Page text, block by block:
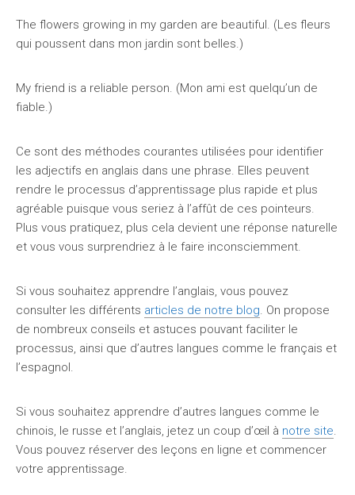
The flowers growing in my garden are beautiful. (Les fleurs
qui poussent dans mon jardin sont belles.)
My friend is a reliable person. (Mon ami est quelqu’un de
fiable.)
Ce sont des méthodes courantes utilisées pour identifier
les adjectifs en anglais dans une phrase. Elles peuvent
rendre le processus d’apprentissage plus rapide et plus
agréable puisque vous seriez à l’affût de ces pointeurs.
Plus vous pratiquez, plus cela devient une réponse naturelle
et vous vous surprendriez à le faire inconsciemment.
Si vous souhaitez apprendre l’anglais, vous pouvez
consulter les différents articles de notre blog. On propose
de nombreux conseils et astuces pouvant faciliter le
processus, ainsi que d’autres langues comme le français et
l’espagnol.
Si vous souhaitez apprendre d’autres langues comme le
chinois, le russe et l’anglais, jetez un coup d’œil à notre site.
Vous pouvez réserver des leçons en ligne et commencer
votre apprentissage.